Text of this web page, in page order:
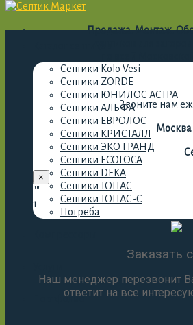
Продажа. Монтаж.
Звоните нам
×
""
1
Заказать
Наш менеджер перезвонит
ответит на все
Септики Kolo Vesi
Септики ZORDE
Септики ЮНИЛОС АСТРА
Септики АЛЬФА
Септики ЕВРОЛОС
Септики КРИСТАЛЛ
Септики ЭКО ГРАНД
Септики ECOLOCA
Септики DEKA
Септики ТОПАС
Септики ТОПАС-С
Погреба
Портфолио